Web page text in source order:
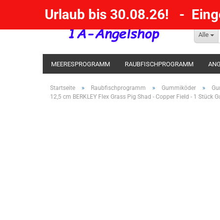
Alle
Urlaub bis 30.08.26! -
MEERESPROGRAMM RAUBFISCHPROGRAMM
KESCHER / SENKE / GAFF POSEN SBIRULINOS
Startseite » Raubfischprogramm » Gummiköder »
12,5 cm BERKLEY Flex Grass Pig Shad - Copper Field - 1 Stück